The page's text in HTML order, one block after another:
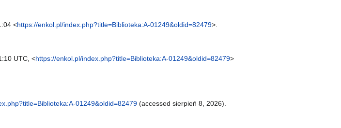
<https://enkol.pl/index.php?title=Biblioteka:A-01249&oldid=82479>.
UTC, <https://enkol.pl/index.php?title=Biblioteka:A-01249&oldid=82479>
01249&oldid=82479 (accessed sierpień 8, 2026).